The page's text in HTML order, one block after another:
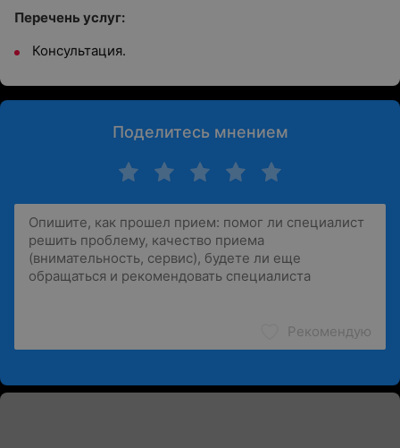
Перечень услуг:
Консультация.
Поделитесь мнением
Рекомендую